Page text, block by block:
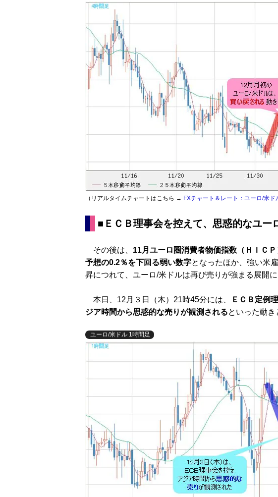
（リアルタイムチャートはこちら → FXチャート＆レート：ユーロ/米ド
■ＥＣＢ理事会を控えて、思惑的なユー
その後は、 11月ユーロ圏消費者物価指数（ＨＩＣ
予想の0.2％を下回る弱い数字となったほか、強い米
昇につれて、ユーロ/米ドルは再び売りが強まる展開に
本日、12月３日（木）21時45分には、
ＥＣＢ定例
ジア時間から思惑的な売りが観測されるといった動き
ユーロ/米ドル 1時間足